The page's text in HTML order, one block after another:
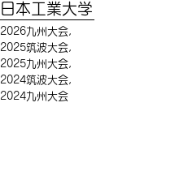
日本工業大学
2026九州大会,
2025筑波大会,
2025九州大会,
2024筑波大会,
2024九州大会